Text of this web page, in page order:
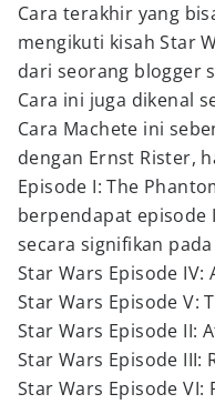
Cara terakhir yang
mengikuti kisah Star
dari seorang blogger
Cara ini juga dikenal
Cara Machete ini
dengan Ernst Rister,
Episode I: The
berpendapat
secara signifikan
Star Wars Episode IV:
Star Wars Episode V:
Star Wars Episode II:
Star Wars Episode III:
Star Wars Episode VI: